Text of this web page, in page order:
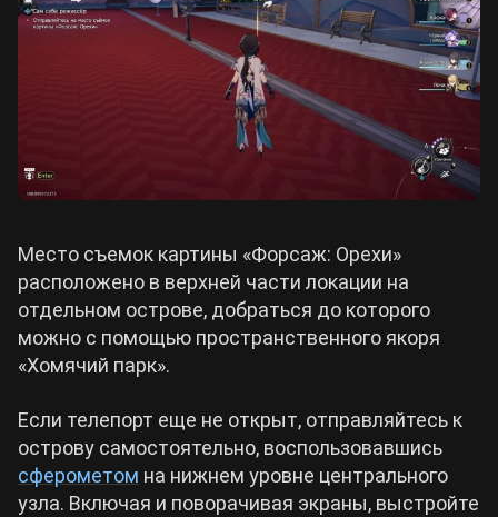
Место съемок картины «Форсаж: Орехи»
расположено в верхней части локации на
отдельном острове, добраться до которого
можно с помощью пространственного якоря
«Хомячий парк».
Если телепорт еще не открыт, отправляйтесь к
острову самостоятельно, воспользовавшись
сферометом на нижнем уровне центрального
узла. Включая и поворачивая экраны, выстройте